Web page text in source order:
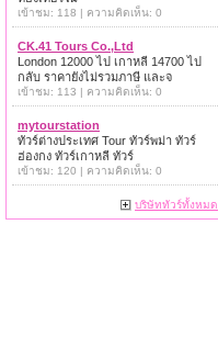
เข้าชม: 118 | ความคิดเห็น: 0
CK.41 Tours Co.,Ltd
London 12000 ไป เกาหลี 14700 ไป
กลับ ราคายังไม่รวมภาษี และจ
เข้าชม: 113 | ความคิดเห็น: 0
mytourstation
ทัวร์ต่างประเทศ Tour ทัวร์พม่า ทัวร์
ฮ่องกง ทัวร์เกาหลี ทัวร์
เข้าชม: 120 | ความคิดเห็น: 0
บริษัททัวร์ทั้งหมด